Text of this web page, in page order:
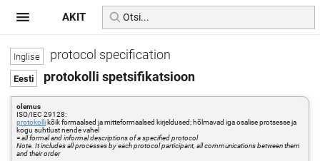
protocol specification
protokolli spetsifikatsioon
olemus
ISO/IEC 29128:
protokolli kõik formaalsed ja mitteformaalsed kirjeldused; hõlmavad iga osalise protsesse ja
kogu suhtlust nende vahel
=all formal and informal descriptions of a specified protocol
Note. It includes all processes by each protocol participant, all communications between them
and their order
AKIT